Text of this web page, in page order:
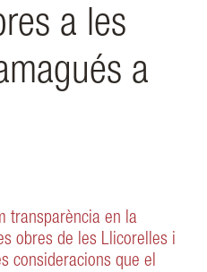
a les
a
transparència en la
obres de les Llicorelles i
consideracions que el